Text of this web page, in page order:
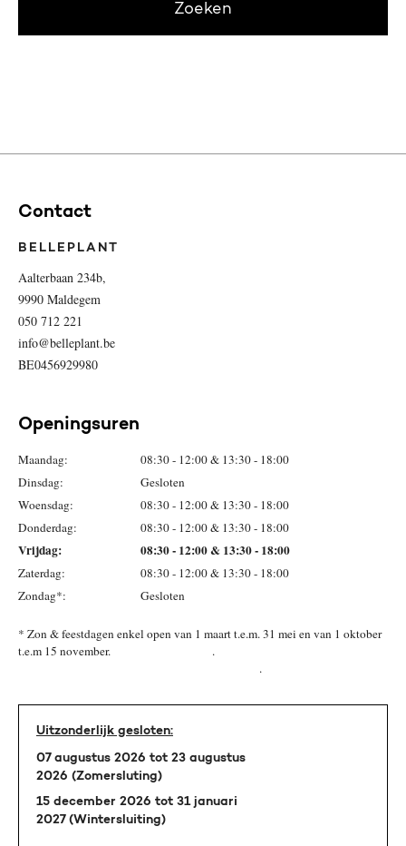
Zoeken
Contact
BELLEPLANT
Aalterbaan 234b,
9990 Maldegem
050 712 221
info@belleplant.be
BE0456929980
Openingsuren
Maandag:
08:30 - 12:00 & 13:30 - 18:00
Dinsdag:
Gesloten
Woensdag:
08:30 - 12:00 & 13:30 - 18:00
Donderdag:
08:30 - 12:00 & 13:30 - 18:00
Vrijdag: 08:30 - 12:00 & 13:30 - 18:00
Zaterdag:
08:30 - 12:00 & 13:30 - 18:00
Zondag*:
Gesloten
* Zon & feestdagen enkel open van 1 maart t.e.m. 31 mei en van 1 oktober
t.e.m 15 november. .
.
Uitzonderlijk gesloten:
07 augustus 2026 tot 23 augustus
2026 (Zomersluting)
15 december 2026 tot 31 januari
2027 (Wintersluiting)